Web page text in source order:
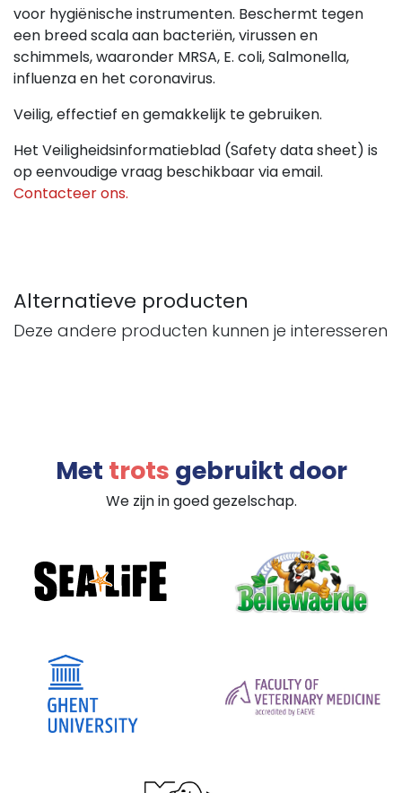
voor hygiënische instrumenten. Beschermt tegen
een breed scala aan bacteriën, virussen en
schimmels, waaronder MRSA, E. coli, Salmonella,
influenza en het coronavirus.
Veilig, effectief en gemakkelijk te gebruiken.
Het Veiligheidsinformatieblad (Safety data sheet) is
op eenvoudige vraag beschikbaar via email.
Contacteer ons.
Alternatieve producten
Deze andere producten kunnen je interesseren
Met trots gebruikt door
We zijn in goed gezelschap.